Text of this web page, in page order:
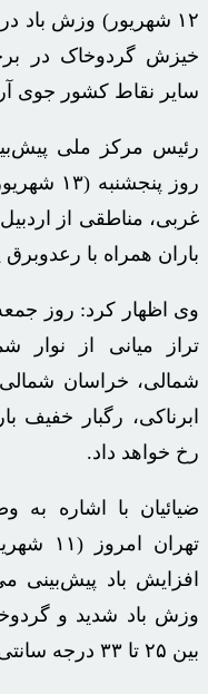
۱۲ شهریور) وزش
خیزش گردوخاک در
سایر نقاط کشور جوی
رئیس مرکز ملی
روز
غربی، مناطقی از
باران همراه با
تراز میانی از نوار
شمالی، خراسان شمالی
ابرناکی، رگبار
رخ خواهد داد.
ضیائیان با اشاره
تهران
افزایش باد
وزش باد شدید و
بین ۲۵ تا ۳۳ درجه سانتی‌گراد خواهد بود.